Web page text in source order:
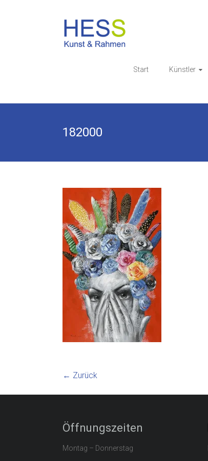
Start Künstler
182000
← Zurück
Öffnungszeiten
Montag – Donnerstag